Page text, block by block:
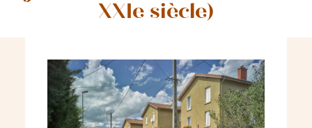
XXIe siècle)